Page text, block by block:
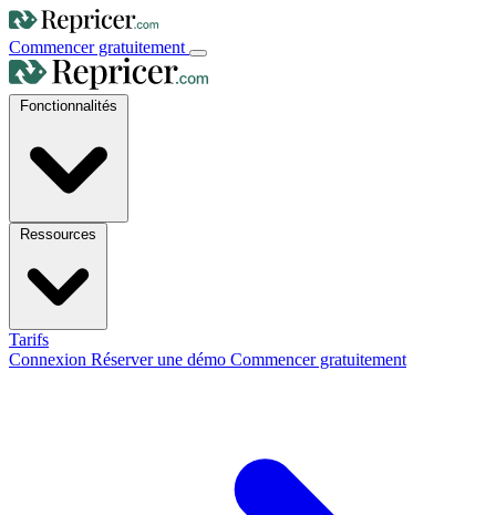
Commencer gratuitement
Tarifs
Connexion Réserver une démo Commencer gratuitement